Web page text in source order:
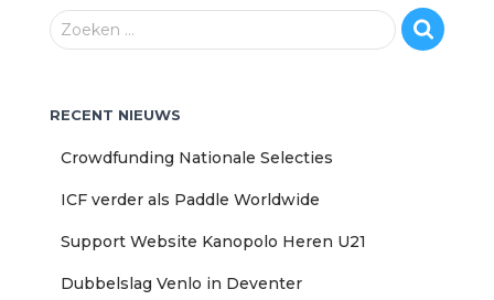
Z
e
Zoeken …
RECENT NIEUWS
Crowdfunding Nationale Selecties
ICF verder als Paddle Worldwide
Support Website Kanopolo Heren U21
Dubbelslag Venlo in Deventer